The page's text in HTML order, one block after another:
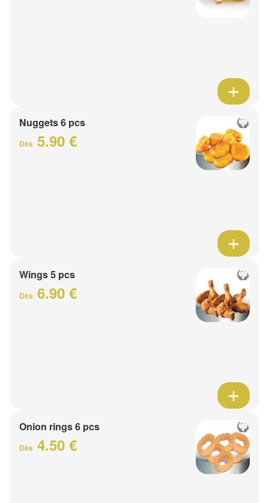
Nuggets 6 pcs
Dès 5.90 €
Wings 5 pcs
Dès 6.90 €
Onion rings 6 pcs
Dès 4.50 €